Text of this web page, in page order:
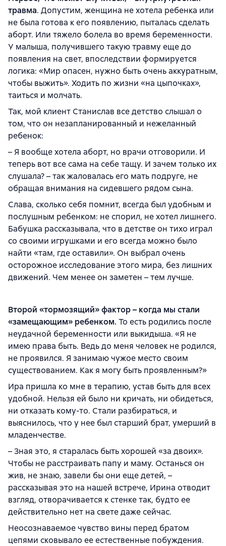
травма. Допустим, женщина не хотела ребенка или
не была готова к его появлению, пыталась сделать
аборт. Или тяжело болела во время беременности.
У малыша, получившего такую травму еще до
появления на свет, впоследствии формируется
логика: «Мир опасен, нужно быть очень аккуратным,
чтобы выжить». Ходить по жизни «на цыпочках»,
таиться и молчать.
Так, мой клиент Станислав все детство слышал о
том, что он незапланированный и нежеланный
ребенок:
– Я вообще хотела аборт, но врачи отговорили. И
теперь вот все сама на себе тащу. И зачем только их
слушала? – так жаловалась его мать подруге, не
обращая внимания на сидевшего рядом сына.
Слава, сколько себя помнит, всегда был удобным и
послушным ребенком: не спорил, не хотел лишнего.
Бабушка рассказывала, что в детстве он тихо играл
со своими игрушками и его всегда можно было
найти «там, где оставили». Он выбрал очень
осторожное исследование этого мира, без лишних
движений. Чем менее он заметен – тем лучше.
Второй «тормозящий» фактор – когда мы стали
«замещающим» ребенком. То есть родились после
неудачной беременности или выкидыша. «Я не
имею права быть. Ведь до меня человек не родился,
не проявился. Я занимаю чужое место своим
существованием. Как я могу быть проявленным?»
Ира пришла ко мне в терапию, устав быть для всех
удобной. Нельзя ей было ни кричать, ни обидеться,
ни отказать кому-то. Стали разбираться, и
выяснилось, что у нее был старший брат, умерший в
младенчестве.
– Зная это, я старалась быть хорошей «за двоих».
Чтобы не расстраивать папу и маму. Останься он
жив, не знаю, завели бы они еще детей, –
рассказывая это на нашей встрече, Ирина отводит
взгляд, отворачивается к стенке так, будто ее
действительно нет на свете даже сейчас.
Неосознаваемое чувство вины перед братом
цепями сковывало ее естественные побуждения.